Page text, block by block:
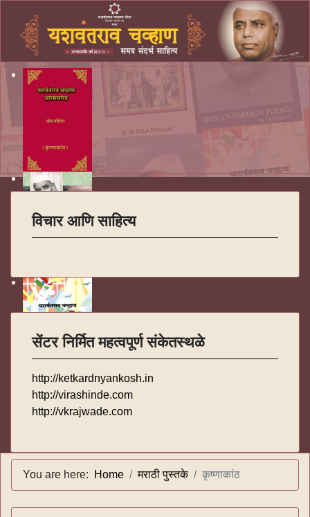
विचार आणि साहित्य
सेंटर निर्मित महत्वपूर्ण संकेतस्थळे
http://ketkardnyankosh.in
http://virashinde.com
http://vkrajwade.com
You are here: Home मराठी पुस्तके कृष्णाकांठ